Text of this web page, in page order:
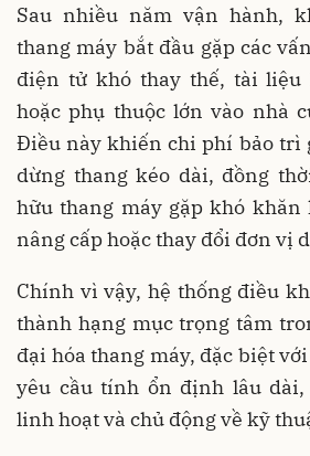
Sau nhiều năm vận hành,
thang máy bắt đầu gặp các
điện tử khó thay thế, tài liệu
hoặc phụ thuộc lớn vào nhà
Điều này khiến chi phí bảo trì
dừng thang kéo dài, đồng
hữu thang máy gặp khó khăn
nâng cấp hoặc thay đổi đơn vị
Chính vì vậy, hệ thống điều
thành hạng mục trọng tâm
đại hóa thang máy, đặc biệt
yêu cầu tính ổn định lâu
linh hoạt và chủ động về kỹ